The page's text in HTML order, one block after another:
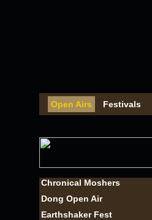
Open Airs Festivals
Chronical Moshers
Dong Open Air
Earthshaker Fest